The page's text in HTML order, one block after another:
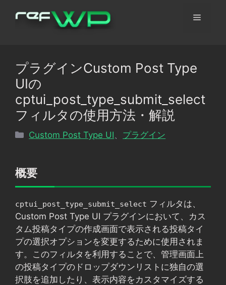
メ
ー
プラグインCustom Post Type
UIの
cptui_post_type_submit_select
フィルタの使用方法・解説
カ
リ
Custom Post Type UI プラグイン
概要
cptui_post_type_submit_select フィルタは、
Custom Post Type UI プラグインにおいて、カス
タム投稿タイプの作成画面で表示される投稿タイ
プの選択オプションを変更するために使用されま
す。このフィルタを利用することで、管理画面上
の投稿タイプのドロップダウンリストに独自の選
択肢を追加したり、表示内容をカスタマイズする